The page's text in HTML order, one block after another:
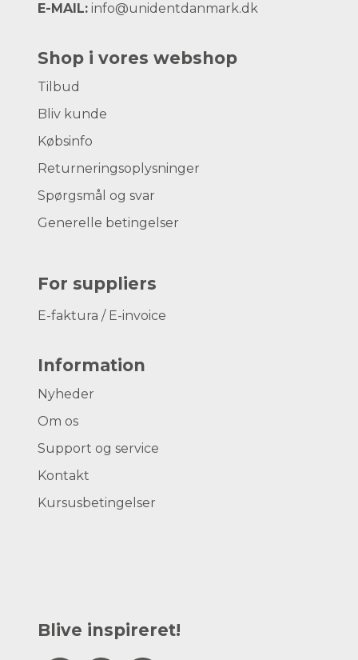
E-MAIL: info@unidentdanmark.dk
Shop i vores webshop
Tilbud
Bliv kunde
Købsinfo
Returneringsoplysninger
Spørgsmål og svar
Generelle betingelser
For suppliers
E-faktura / E-invoice
Information
Nyheder
Om os
Support og service
Kontakt
Kursusbetingelser
Blive inspireret!